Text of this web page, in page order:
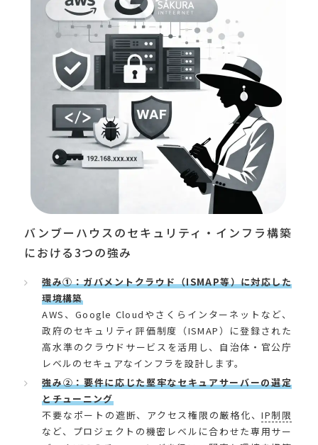
バンブーハウスのセキュリティ・インフラ構築
における3つの強み
強み①：ガバメントクラウド（ISMAP等）に対応した
環境構築
AWS、Google Cloudやさくらインターネットなど、
政府のセキュリティ評価制度（ISMAP）に登録された
高水準のクラウドサービスを活用し、自治体・官公庁
レベルのセキュアなインフラを設計します。
強み②：要件に応じた堅牢なセキュアサーバーの選定
とチューニング
不要なポートの遮断、アクセス権限の厳格化、IP制限
など、プロジェクトの機密レベルに合わせた専用サー